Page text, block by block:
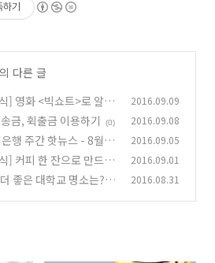
기
다른 글
] 영화 <빅쇼트>로 알아
의 진실!
(0)
2016.09.09
금, 휙출금 이용하기 (0) 2016.09.08
행 주간 핫뉴스 - 8월 5
2016.09.05
] 커피 한 잔으로 만드는
(0)
2016.09.01
좋은 대학교 명소는? 2016.08.31